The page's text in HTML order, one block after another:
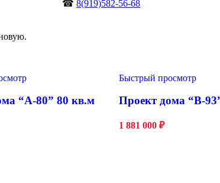
☎ 8(919)582-56-68
“А-80” 80 кв.м
Быстрый просмотр
Проект дома “В-
1 881 000 ₽